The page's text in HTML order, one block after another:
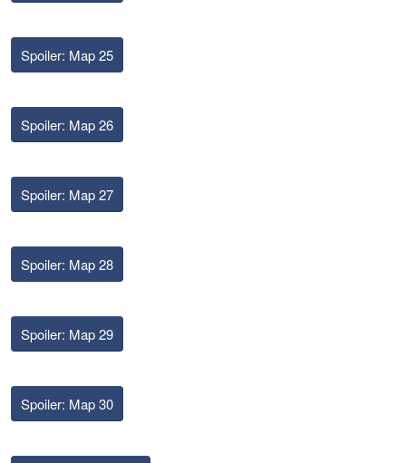
Spoiler: Map 25
Spoiler: Map 26
Spoiler: Map 27
Spoiler: Map 28
Spoiler: Map 29
Spoiler: Map 30